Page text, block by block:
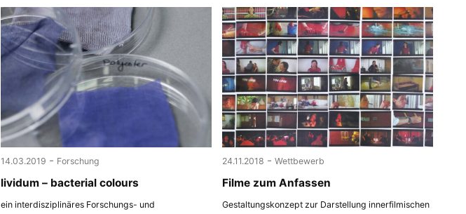
14.03.2019 - Forschung
lividum – bacterial colours
ein interdisziplinäres Forschungs- und
24.11.2018 - Wettbewerb
Filme zum Anfassen
Gestaltungskonzept zur Darstellung innerfilmischen